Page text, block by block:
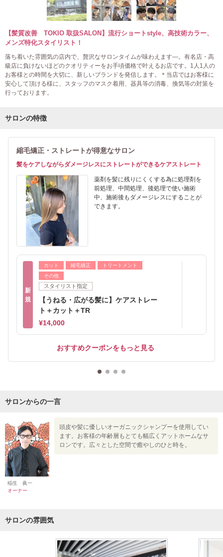
【髪質改善 TOKIO 取扱SALON】流行ショートstyle、高技術カラー、
メンズ特化スタイリスト！
落ち着いた雰囲気の店内で、贅沢なサロンタイムが味わえます―。有名店・高
級店に負けないほどのクオリティーをお手頃価格で叶えるお店です。1人1人の
お客様との時間を大切に、新しいブランドを発信します。＊当店ではお客様に
安心して頂ける様に、スタッフのマスク着用、器具等の消毒、換気等の対策を
行っております。
サロンの特徴
縮毛矯正・ストレートが得意なサロン
髪をケアしながらダメージレスにストレートができるケアストレート
薬剤を髪に残りにくくする為に処理剤を
前処理、中間処理、後処理で使い施術
中、施術後もダメージレスにすることが
できます。
新
規
カット 縮毛矯正
トリートメント
その他
スタイリスト指定
【うねる・広がる髪に】ケアストレー
ト＋カット＋TR
¥14,000
おすすめクーポンをもっと見る
サロンからの一言
稲生 眞一
オーナー
頭皮や髪に優しいオーガニックシャンプーを使用してい
ます。お客様の年齢層もとても幅広くアットホームなサ
ロンです。広々とした空間で癒やしのひと時を。
サロンの雰囲気